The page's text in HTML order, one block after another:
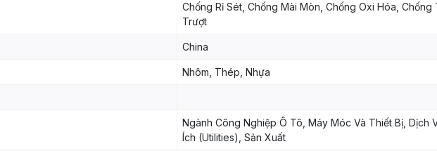
Chống Rỉ Sét, Chống Mài Mòn, Chống Oxi Hóa, Chống
Trượt
China
Nhôm, Thép, Nhựa
Ngành Công Nghiệp Ô Tô, Máy Móc Và Thiết Bị, Dịch
Ích (Utilities), Sản Xuất